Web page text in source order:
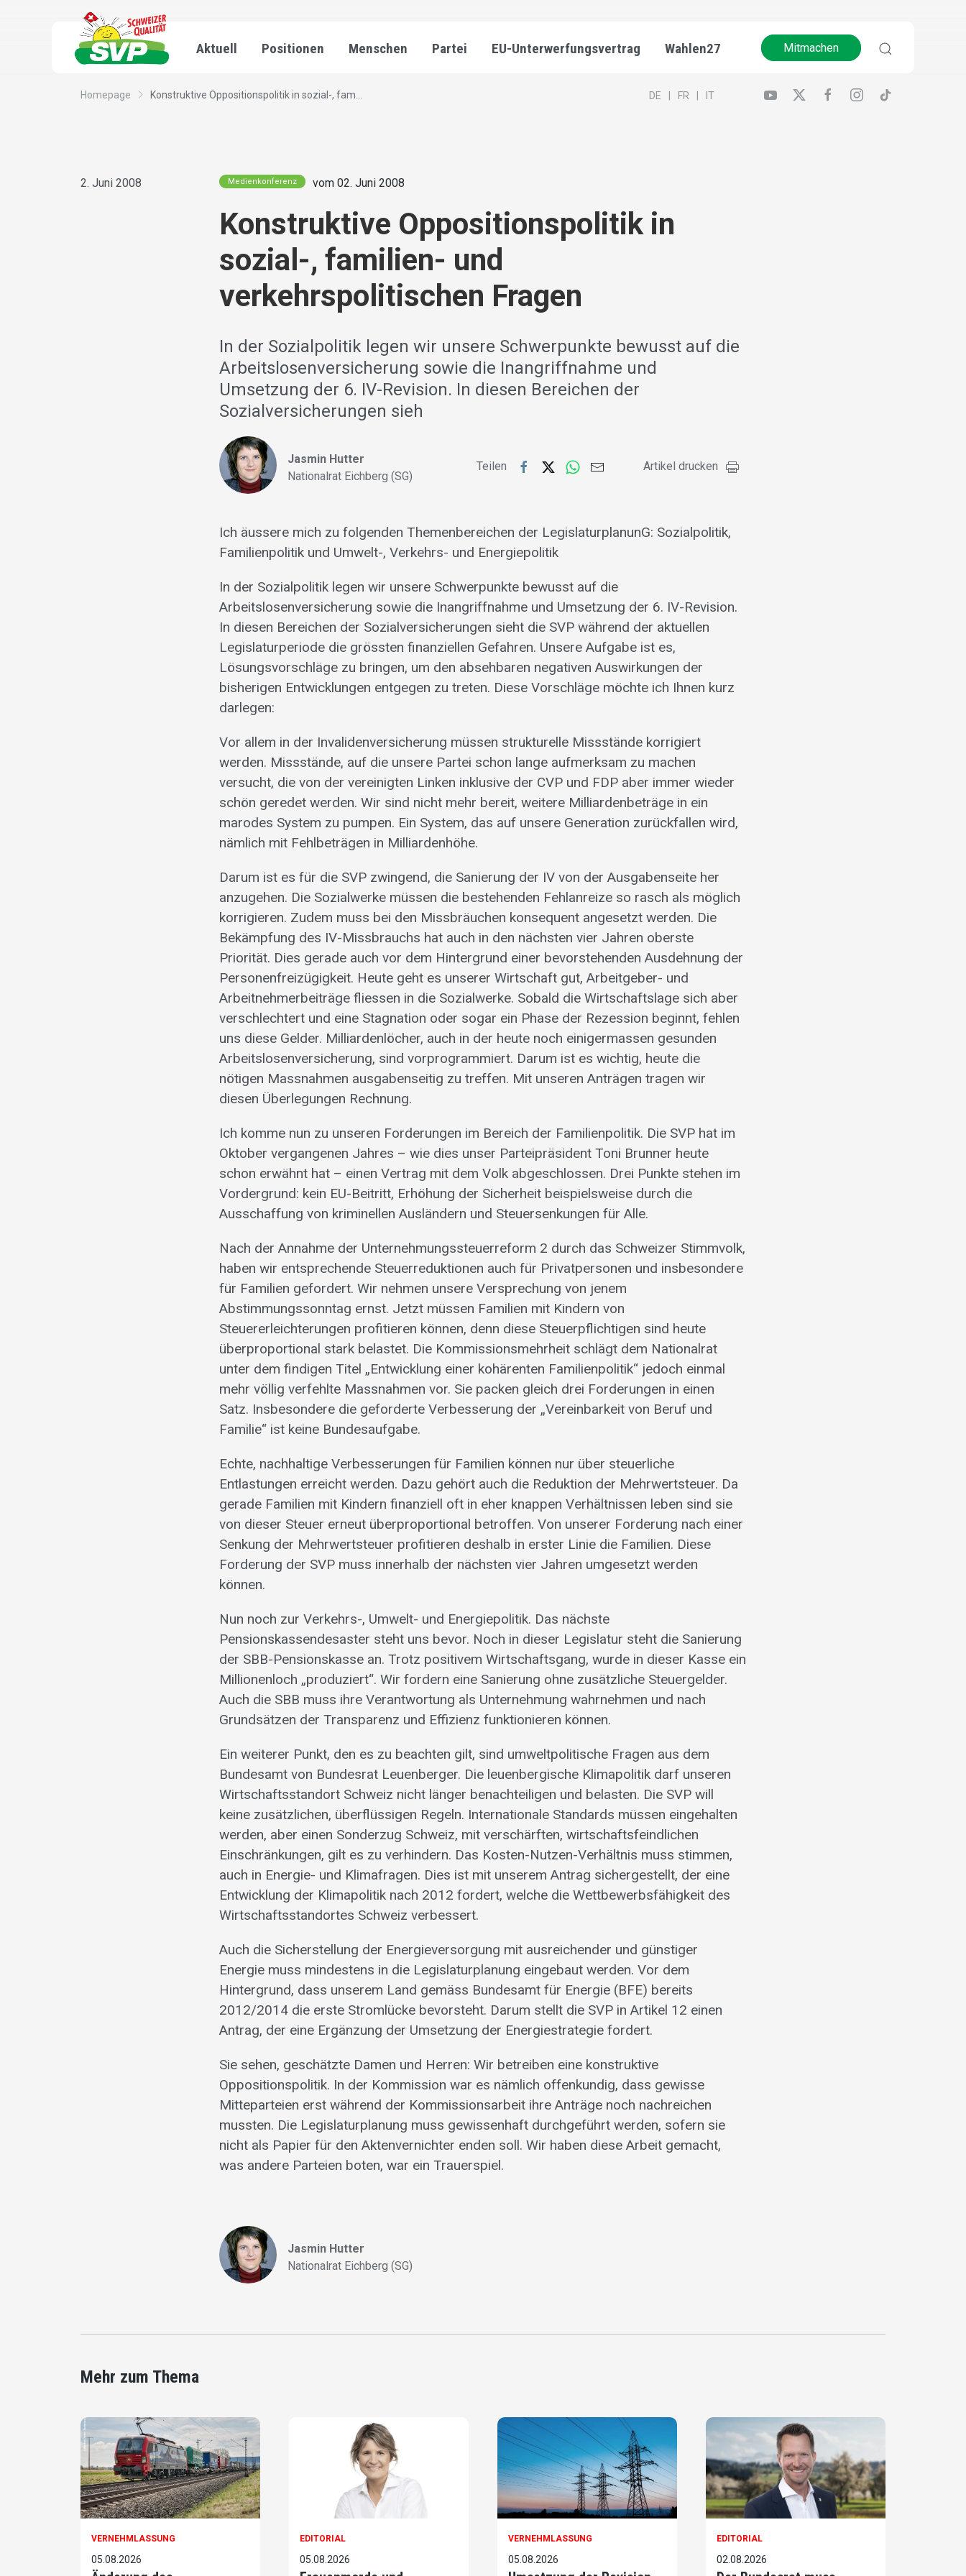
Aktuell Positionen Menschen Partei EU-Unterwerfungsvertrag Wahlen27 Mitmachen
Homepage Konstruktive Oppositionspolitik in sozial-, fam... DE FR IT
2. Juni 2008 Medienkonferenz vom 02. Juni 2008
Konstruktive Oppositionspolitik in
sozial-, familien- und
verkehrspolitischen Fragen
In der Sozialpolitik legen wir unsere Schwerpunkte bewusst auf die
Arbeitslosenversicherung sowie die Inangriffnahme und
Umsetzung der 6. IV-Revision. In diesen Bereichen der
Sozialversicherungen sieh
Jasmin Hutter
Nationalrat Eichberg (SG)
Teilen Artikel drucken
Ich äussere mich zu folgenden Themenbereichen der LegislaturplanunG: Sozialpolitik,
Familienpolitik und Umwelt-, Verkehrs- und Energiepolitik
In der Sozialpolitik legen wir unsere Schwerpunkte bewusst auf die
Arbeitslosenversicherung sowie die Inangriffnahme und Umsetzung der 6. IV-Revision.
In diesen Bereichen der Sozialversicherungen sieht die SVP während der aktuellen
Legislaturperiode die grössten finanziellen Gefahren. Unsere Aufgabe ist es,
Lösungsvorschläge zu bringen, um den absehbaren negativen Auswirkungen der
bisherigen Entwicklungen entgegen zu treten. Diese Vorschläge möchte ich Ihnen kurz
darlegen:
Vor allem in der Invalidenversicherung müssen strukturelle Missstände korrigiert
werden. Missstände, auf die unsere Partei schon lange aufmerksam zu machen
versucht, die von der vereinigten Linken inklusive der CVP und FDP aber immer wieder
schön geredet werden. Wir sind nicht mehr bereit, weitere Milliardenbeträge in ein
marodes System zu pumpen. Ein System, das auf unsere Generation zurückfallen wird,
nämlich mit Fehlbeträgen in Milliardenhöhe.
Darum ist es für die SVP zwingend, die Sanierung der IV von der Ausgabenseite her
anzugehen. Die Sozialwerke müssen die bestehenden Fehlanreize so rasch als möglich
korrigieren. Zudem muss bei den Missbräuchen konsequent angesetzt werden. Die
Bekämpfung des IV-Missbrauchs hat auch in den nächsten vier Jahren oberste
Priorität. Dies gerade auch vor dem Hintergrund einer bevorstehenden Ausdehnung der
Personenfreizügigkeit. Heute geht es unserer Wirtschaft gut, Arbeitgeber- und
Arbeitnehmerbeiträge fliessen in die Sozialwerke. Sobald die Wirtschaftslage sich aber
verschlechtert und eine Stagnation oder sogar ein Phase der Rezession beginnt, fehlen
uns diese Gelder. Milliardenlöcher, auch in der heute noch einigermassen gesunden
Arbeitslosenversicherung, sind vorprogrammiert. Darum ist es wichtig, heute die
nötigen Massnahmen ausgabenseitig zu treffen. Mit unseren Anträgen tragen wir
diesen Überlegungen Rechnung.
Ich komme nun zu unseren Forderungen im Bereich der Familienpolitik. Die SVP hat im
Oktober vergangenen Jahres – wie dies unser Parteipräsident Toni Brunner heute
schon erwähnt hat – einen Vertrag mit dem Volk abgeschlossen. Drei Punkte stehen im
Vordergrund: kein EU-Beitritt, Erhöhung der Sicherheit beispielsweise durch die
Ausschaffung von kriminellen Ausländern und Steuersenkungen für Alle.
Nach der Annahme der Unternehmungssteuerreform 2 durch das Schweizer Stimmvolk,
haben wir entsprechende Steuerreduktionen auch für Privatpersonen und insbesondere
für Familien gefordert. Wir nehmen unsere Versprechung von jenem
Abstimmungssonntag ernst. Jetzt müssen Familien mit Kindern von
Steuererleichterungen profitieren können, denn diese Steuerpflichtigen sind heute
überproportional stark belastet. Die Kommissionsmehrheit schlägt dem Nationalrat
unter dem findigen Titel „Entwicklung einer kohärenten Familienpolitik“ jedoch einmal
mehr völlig verfehlte Massnahmen vor. Sie packen gleich drei Forderungen in einen
Satz. Insbesondere die geforderte Verbesserung der „Vereinbarkeit von Beruf und
Familie“ ist keine Bundesaufgabe.
Echte, nachhaltige Verbesserungen für Familien können nur über steuerliche
Entlastungen erreicht werden. Dazu gehört auch die Reduktion der Mehrwertsteuer. Da
gerade Familien mit Kindern finanziell oft in eher knappen Verhältnissen leben sind sie
von dieser Steuer erneut überproportional betroffen. Von unserer Forderung nach einer
Senkung der Mehrwertsteuer profitieren deshalb in erster Linie die Familien. Diese
Forderung der SVP muss innerhalb der nächsten vier Jahren umgesetzt werden
können.
Nun noch zur Verkehrs-, Umwelt- und Energiepolitik. Das nächste
Pensionskassendesaster steht uns bevor. Noch in dieser Legislatur steht die Sanierung
der SBB-Pensionskasse an. Trotz positivem Wirtschaftsgang, wurde in dieser Kasse ein
Millionenloch „produziert“. Wir fordern eine Sanierung ohne zusätzliche Steuergelder.
Auch die SBB muss ihre Verantwortung als Unternehmung wahrnehmen und nach
Grundsätzen der Transparenz und Effizienz funktionieren können.
Ein weiterer Punkt, den es zu beachten gilt, sind umweltpolitische Fragen aus dem
Bundesamt von Bundesrat Leuenberger. Die leuenbergische Klimapolitik darf unseren
Wirtschaftsstandort Schweiz nicht länger benachteiligen und belasten. Die SVP will
keine zusätzlichen, überflüssigen Regeln. Internationale Standards müssen eingehalten
werden, aber einen Sonderzug Schweiz, mit verschärften, wirtschaftsfeindlichen
Einschränkungen, gilt es zu verhindern. Das Kosten-Nutzen-Verhältnis muss stimmen,
auch in Energie- und Klimafragen. Dies ist mit unserem Antrag sichergestellt, der eine
Entwicklung der Klimapolitik nach 2012 fordert, welche die Wettbewerbsfähigkeit des
Wirtschaftsstandortes Schweiz verbessert.
Auch die Sicherstellung der Energieversorgung mit ausreichender und günstiger
Energie muss mindestens in die Legislaturplanung eingebaut werden. Vor dem
Hintergrund, dass unserem Land gemäss Bundesamt für Energie (BFE) bereits
2012/2014 die erste Stromlücke bevorsteht. Darum stellt die SVP in Artikel 12 einen
Antrag, der eine Ergänzung der Umsetzung der Energiestrategie fordert.
Sie sehen, geschätzte Damen und Herren: Wir betreiben eine konstruktive
Oppositionspolitik. In der Kommission war es nämlich offenkundig, dass gewisse
Mitteparteien erst während der Kommissionsarbeit ihre Anträge noch nachreichen
mussten. Die Legislaturplanung muss gewissenhaft durchgeführt werden, sofern sie
nicht als Papier für den Aktenvernichter enden soll. Wir haben diese Arbeit gemacht,
was andere Parteien boten, war ein Trauerspiel.
Jasmin Hutter
Nationalrat Eichberg (SG)
Mehr zum Thema
VERNEHMLASSUNG
05.08.2026
EDITORIAL
05.08.2026
VERNEHMLASSUNG
05.08.2026
EDITORIAL
02.08.2026